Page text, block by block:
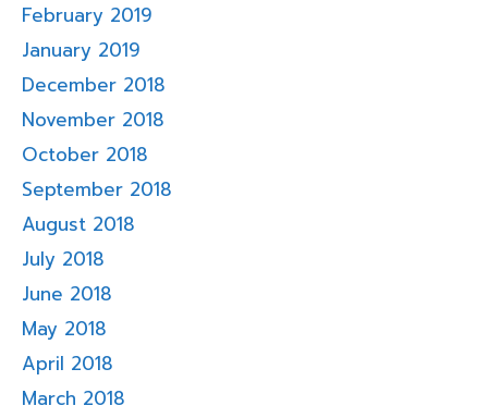
February 2019
January 2019
December 2018
November 2018
October 2018
September 2018
August 2018
July 2018
June 2018
May 2018
April 2018
March 2018